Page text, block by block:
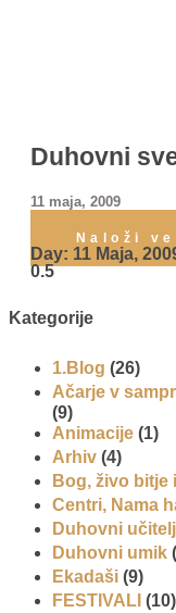
Duhovni
11 maja, 2009
Naloži
Day: 11 Maja,
Kategorije
1.Blog (26)
Ačarje v
(9)
Animacije (1)
Arhiv (4)
Bog, živo bitje
Centri, Nama
Duhovni
Duhovni umik
Ekadaši (9)
FESTIVALI (10)